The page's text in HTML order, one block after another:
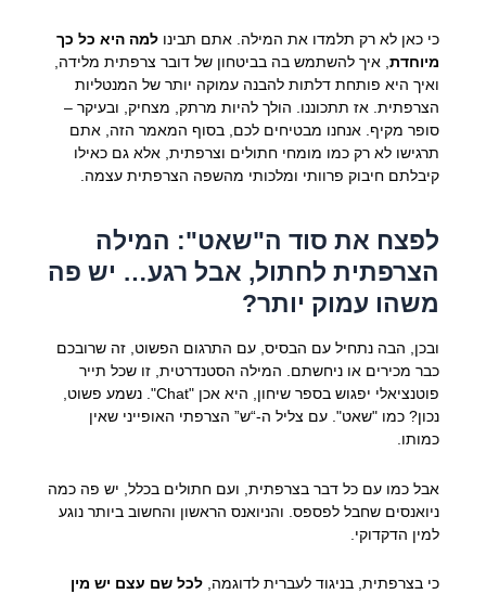
כי כאן לא רק תלמדו את המילה. אתם תבינו למה היא כל כך
מיוחדת, איך להשתמש בה בביטחון של דובר צרפתית מלידה,
ואיך היא פותחת דלתות להבנה עמוקה יותר של המנטליות
הצרפתית. אז תתכוננו. הולך להיות מרתק, מצחיק, ובעיקר –
סופר מקיף. אנחנו מבטיחים לכם, בסוף המאמר הזה, אתם
תרגישו לא רק כמו מומחי חתולים וצרפתית, אלא גם כאילו
קיבלתם חיבוק פרוותי ומלכותי מהשפה הצרפתית עצמה.
לפצח את סוד ה"שאט": המילה
הצרפתית לחתול, אבל רגע… יש פה
משהו עמוק יותר?
ובכן, הבה נתחיל עם הבסיס, עם התרגום הפשוט, זה שרובכם
כבר מכירים או ניחשתם. המילה הסטנדרטית, זו שכל תייר
פוטנציאלי יפגוש בספר שיחון, היא אכן "Chat". נשמע פשוט,
נכון? כמו "שאט". עם צליל ה-“ש” הצרפתי האופייני שאין
כמותו.
אבל כמו עם כל דבר בצרפתית, ועם חתולים בכלל, יש פה כמה
ניואנסים שחבל לפספס. והניואנס הראשון והחשוב ביותר נוגע
למין הדקדוקי.
כי בצרפתית, בניגוד לעברית לדוגמה, לכל שם עצם יש מין